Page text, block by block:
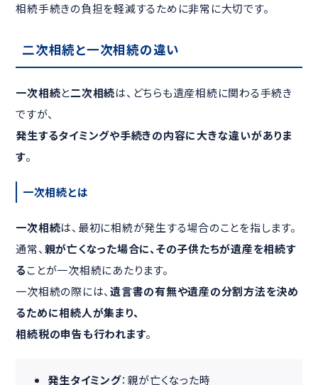
相続手続きの負担を軽減するために非常に大切です。
二次相続と一次相続の違い
一次相続と二次相続は、どちらも遺産相続に関わる手続き
ですが、
発生するタイミングや手続きの内容に大きな違いがありま
す。
一次相続とは
一次相続は、最初に相続が発生する場合のことを指します。
通常、 親が亡くなった場合に、その子供たちが遺産を相続す
ることが一次相続にあたります。
一次相続の際には、遺言書の有無や遺産の分割方法を決め
るために相続人が集まり、
相続税の申告も行われます。
発生タイミング：親が亡くなった時